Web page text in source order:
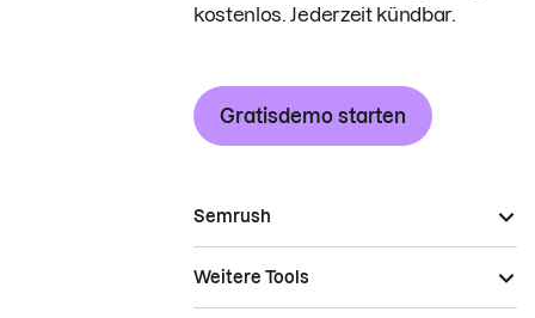
kostenlos. Jederzeit kündbar.
Gratisdemo starten
Semrush
Weitere Tools